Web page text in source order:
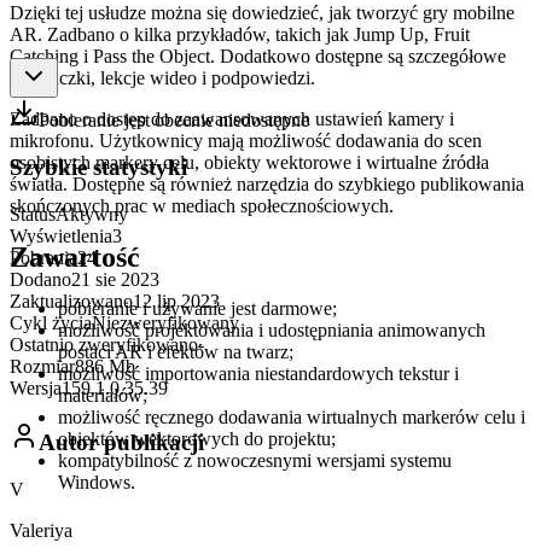
Dzięki tej usłudze można się dowiedzieć, jak tworzyć gry mobilne
AR. Zadbano o kilka przykładów, takich jak Jump Up, Fruit
Catching i Pass the Object. Dodatkowo dostępne są szczegółowe
samouczki, lekcje wideo i podpowiedzi.
Zadbano o dostęp do zaawansowanych ustawień kamery i
mikrofonu. Użytkownicy mają możliwość dodawania do scen
osobistych markery celu, obiekty wektorowe i wirtualne źródła
światła. Dostępne są również narzędzia do szybkiego publikowania
skończonych prac w mediach społecznościowych.
Zawartość
pobieranie i używanie jest darmowe;
możliwość projektowania i udostępniania animowanych
postaci AR i efektów na twarz;
możliwość importowania niestandardowych tekstur i
materiałów;
możliwość ręcznego dodawania wirtualnych markerów celu i
obiektów wektorowych do projektu;
kompatybilność z nowoczesnymi wersjami systemu
Windows.
Pobieranie jest obecnie niedostępne
Szybkie statystyki
StatusAktywny
Wyświetlenia3
Pobrania24
Dodano21 sie 2023
Zaktualizowano12 lip 2023
Cykl życiaNiezweryfikowany
Ostatnio zweryfikowano-
Rozmiar886 Mb
Wersja159.1.0.35.39
Autor publikacji
V
Valeriya